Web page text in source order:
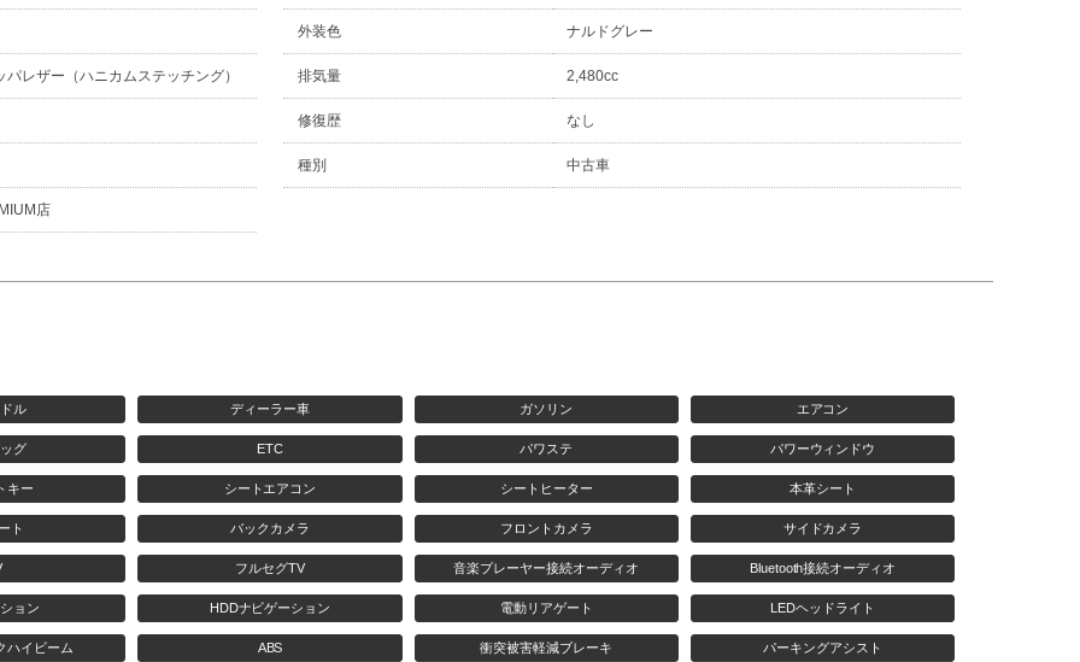
外装色 ナルドグレー
レザー（ハニカムステッチング） 排気量 2,480cc
修復歴 なし
種別 中古車
店
ル ディーラー車 ガソリン エアコン
グ ETC パワステ パワーウィンドウ
キー シートエアコン シートヒーター 本革シート
ト バックカメラ フロントカメラ サイドカメラ
フルセグTV 音楽プレーヤー接続オーディオ Bluetooth接続オーディオ
ョン HDDナビゲーション 電動リアゲート LEDヘッドライト
ハイビーム ABS 衝突被害軽減ブレーキ パーキングアシスト